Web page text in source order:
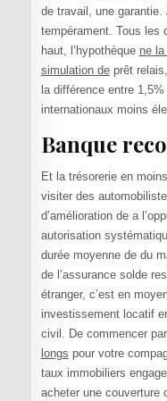
de travail, une garantie.
tempérament. Tous les
haut, l’hypothèque ne
simulation deprêt
la différence entre
internationaux moins
Banque
Et la trésorerie en
visiter des
d’amélioration de a
autorisation
durée moyenne de du
de l’assurance solde
étranger, c’est en
investissement locatif
civil. De commencer par
longs pour votre
taux immobiliers
acheter une couverture